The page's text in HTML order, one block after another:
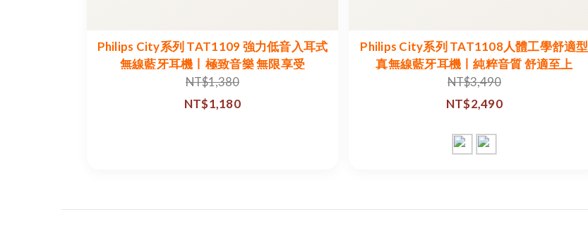
Philips City系列 TAT1109 強力低音入耳式
無線藍牙耳機丨極致音樂 無限享受
NT$1,380
NT$1,180
Philips City系列 TAT1108人體工學舒適型
真無線藍牙耳機丨純粹音質 舒適至上
NT$3,490
NT$2,490